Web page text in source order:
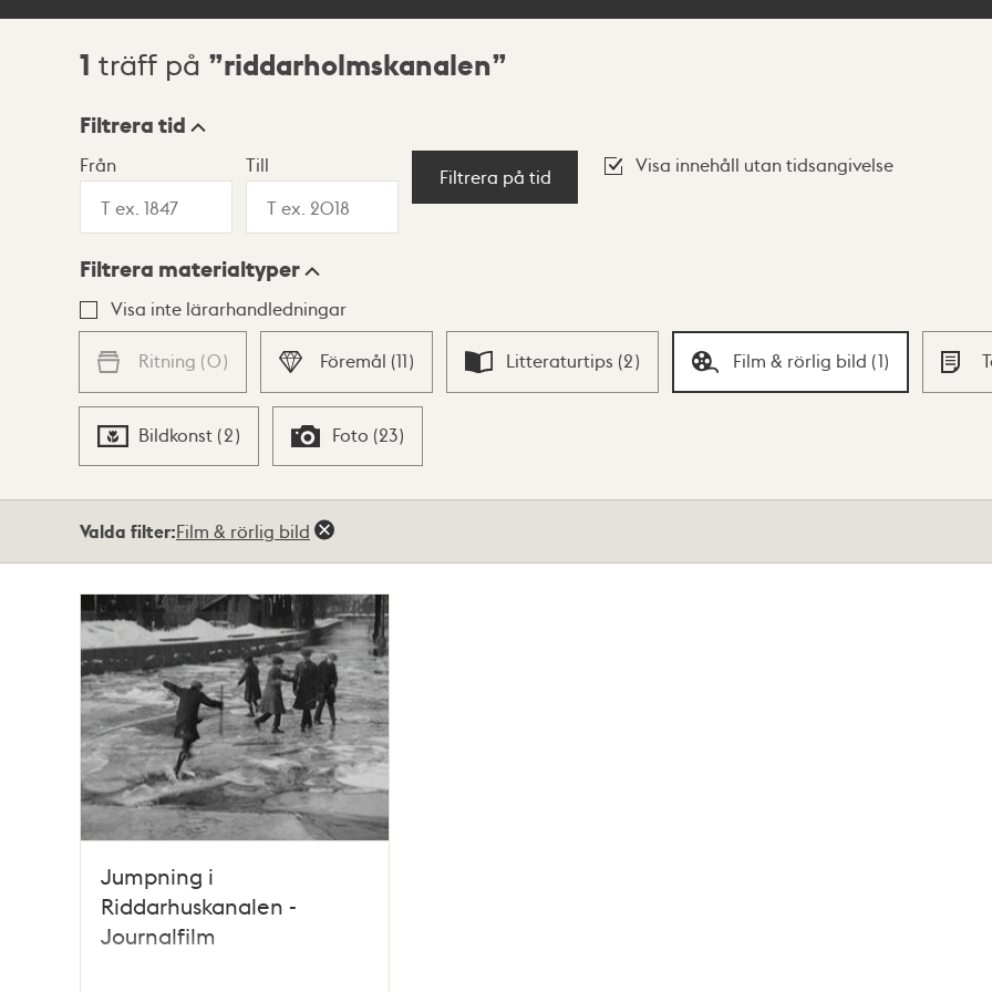
Sökresultat
1 träff på riddarholmskanalen
Visningsläge
Lista Karta
Filtrera tid
Från Till
Filtrera på tid
Visa innehåll utan tidsangivelse
Filtrera materialtyper
Visa inte lärarhandledningar
Ritning (0) Föremål (11) Litteraturtips (2) Film & rörlig bild (1)
Bildkonst (2) Foto (23)
Valda filter:Film & rörlig bild
Jumpning i
Riddarhuskanalen -
Journalfilm